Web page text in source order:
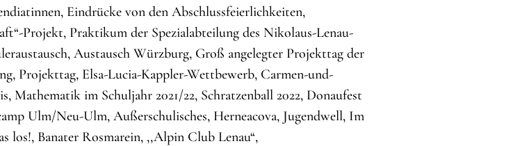
Eindrücke von den Abschlussfeierlichkeiten,
Projekt, Praktikum der Spezialabteilung des Nikolaus-Lenau-
Austausch Würzburg, Groß angelegter Projekttag der
Projekttag, Elsa-Lucia-Kappler-Wettbewerb, Carmen-und-
Mathematik im Schuljahr 2021/22, Schratzenball 2022, Donaufest
Ulm/Neu-Ulm, Außerschulisches, Herneacova, Jugendwell, Im
los!, Banater Rosmarein, ,,Alpin Club Lenau“,